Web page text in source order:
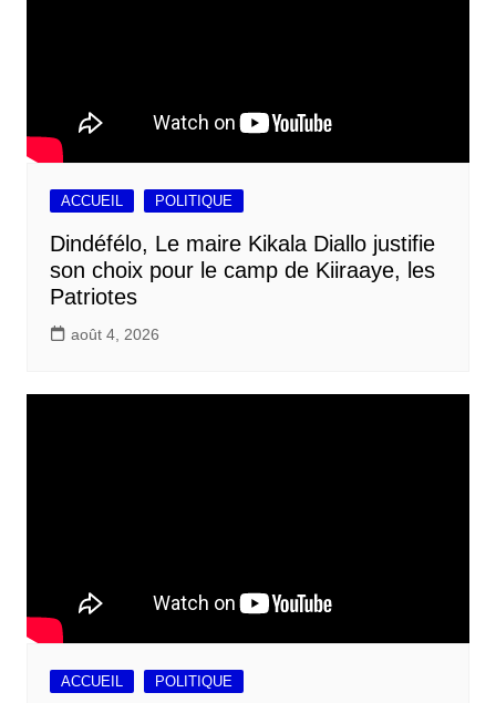
ACCUEIL POLITIQUE
Dindéfélo, Le maire Kikala Diallo justifie
son choix pour le camp de Kiiraaye, les
Patriotes
août 4, 2026
ACCUEIL POLITIQUE